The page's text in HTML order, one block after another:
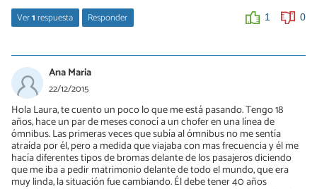
Ver1respuesta Responder 1 0
07/01/2016
Hola Natalia, en principio me cuesta comprender cuál es tu duda
claramente. Lo que creo que debes pensar es cuál es el origen de
tu infidelidad, por qué has engañado a tu pareja y si merece la
pena seguir así. Debes evaluar si es momento de dejar a tu
amante y salvar tu relación o si quieres separarte. Saludos
0
Ana Maria
22/12/2015
Hola Laura, te cuento un poco lo que me está pasando. Tengo 18
años, hace un par de meses conocí a un chofer en una línea de
ómnibus. Las primeras veces que subía al ómnibus no me sentía
atraída por él, pero a medida que viajaba con mas frecuencia y él me
hacía diferentes tipos de bromas delante de los pasajeros diciendo
que me iba a pedir matrimonio delante de todo el mundo, que era
muy linda, la situación fue cambiando. Él debe tener 40 años